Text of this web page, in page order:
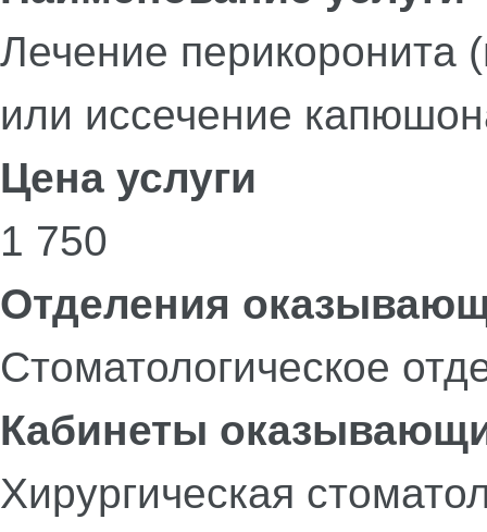
Лечение перикоронита
или иссечение
Цена услуги
1 750
Отделения
Стоматологическое
Кабинеты
Хирургическая